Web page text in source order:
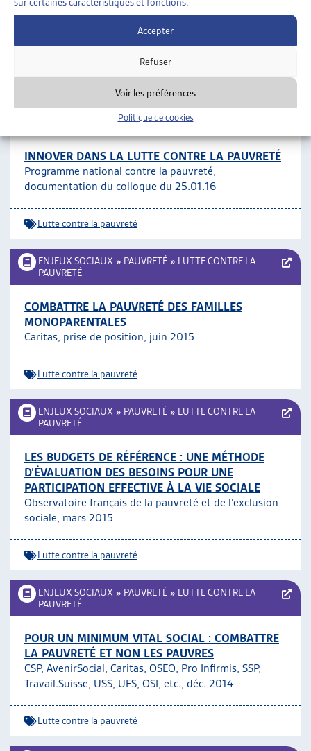
Accepter
Refuser
Voir les préférences
Politique de cookies
CONTRE LA PAUVRETÉ »
ENJEUX SOCIAUX»PAUVRETÉ»LUTTE CONTRE LA
INNOVER DANS LA LUTTE CONTRE LA PAUVRETÉ
Programme national contre la pauvreté,
documentation du colloque du 25.01.16
Lutte contre la pauvreté
ENJEUX SOCIAUX » PAUVRETÉ » LUTTE CONTRE LA
PAUVRETÉ
COMBATTRE LA PAUVRETÉ DES FAMILLES
MONOPARENTALES
Caritas, prise de position, juin 2015
Lutte contre la pauvreté
ENJEUX SOCIAUX » PAUVRETÉ » LUTTE CONTRE LA
PAUVRETÉ
LES BUDGETS DE RÉFÉRENCE : UNE MÉTHODE
D’ÉVALUATION DES BESOINS POUR UNE
PARTICIPATION EFFECTIVE À LA VIE SOCIALE
Observatoire français de la pauvreté et de l’exclusion
sociale, mars 2015
Lutte contre la pauvreté
ENJEUX SOCIAUX » PAUVRETÉ » LUTTE CONTRE LA
PAUVRETÉ
POUR UN MINIMUM VITAL SOCIAL : COMBATTRE
LA PAUVRETÉ ET NON LES PAUVRES
CSP, AvenirSocial, Caritas, OSEO, Pro Infirmis, SSP,
Travail.Suisse, USS, UFS, OSI, etc., déc. 2014
Lutte contre la pauvreté